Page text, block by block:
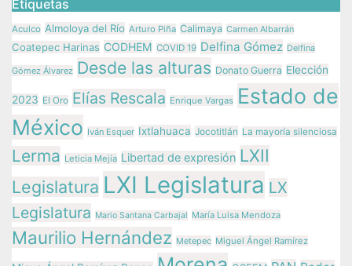
Etiquetas
Aculco Almoloya del Río Arturo Piña Calimaya Carmen Albarrán
Coatepec Harinas CODHEM COVID 19 Delfina Gómez Delfina
Gómez Álvarez Desde las alturas Donato Guerra Elección
2023 El Oro Elías Rescala Enrique Vargas Estado de
México Iván Esquer Ixtlahuaca Jocotitlán La mayoría silenciosa
Lerma Leticia Mejía Libertad de expresión LXII
Legislatura LXI Legislatura LX
Legislatura Mario Santana Carbajal María Luisa Mendoza
Maurilio Hernández Metepec Miguel Ángel Ramírez